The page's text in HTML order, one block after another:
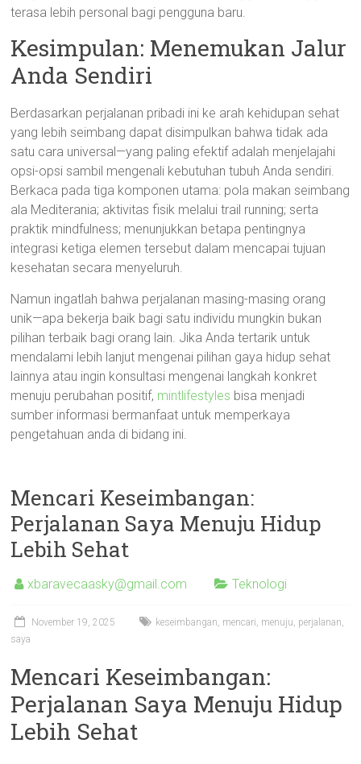
terasa lebih personal bagi pengguna baru.
Kesimpulan: Menemukan Jalur
Anda Sendiri
Berdasarkan perjalanan pribadi ini ke arah kehidupan sehat
yang lebih seimbang dapat disimpulkan bahwa tidak ada
satu cara universal—yang paling efektif adalah menjelajahi
opsi-opsi sambil mengenali kebutuhan tubuh Anda sendiri.
Berkaca pada tiga komponen utama: pola makan seimbang
ala Mediterania; aktivitas fisik melalui trail running; serta
praktik mindfulness; menunjukkan betapa pentingnya
integrasi ketiga elemen tersebut dalam mencapai tujuan
kesehatan secara menyeluruh.
Namun ingatlah bahwa perjalanan masing-masing orang
unik—apa bekerja baik bagi satu individu mungkin bukan
pilihan terbaik bagi orang lain. Jika Anda tertarik untuk
mendalami lebih lanjut mengenai pilihan gaya hidup sehat
lainnya atau ingin konsultasi mengenai langkah konkret
menuju perubahan positif, mintlifestyles bisa menjadi
sumber informasi bermanfaat untuk memperkaya
pengetahuan anda di bidang ini.
Mencari Keseimbangan:
Perjalanan Saya Menuju Hidup
Lebih Sehat
xbaravecaasky@gmail.com Teknologi
November 19, 2025 keseimbangan, mencari, menuju, perjalanan,
saya
Mencari Keseimbangan:
Perjalanan Saya Menuju Hidup
Lebih Sehat